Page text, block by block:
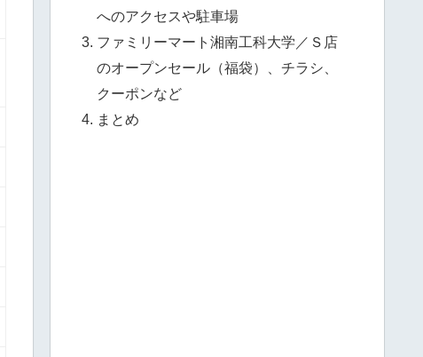
へのアクセスや駐車場
ファミリーマート湘南工科大学／Ｓ店
のオープンセール（福袋）、チラシ、
クーポンなど
まとめ